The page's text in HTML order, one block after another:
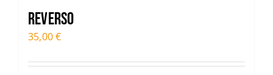
Reverso
35,00€